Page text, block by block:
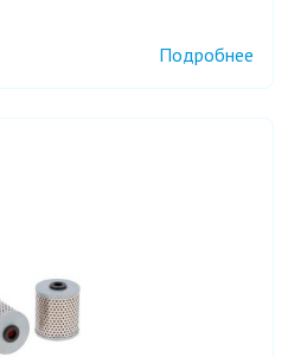
Подробнее